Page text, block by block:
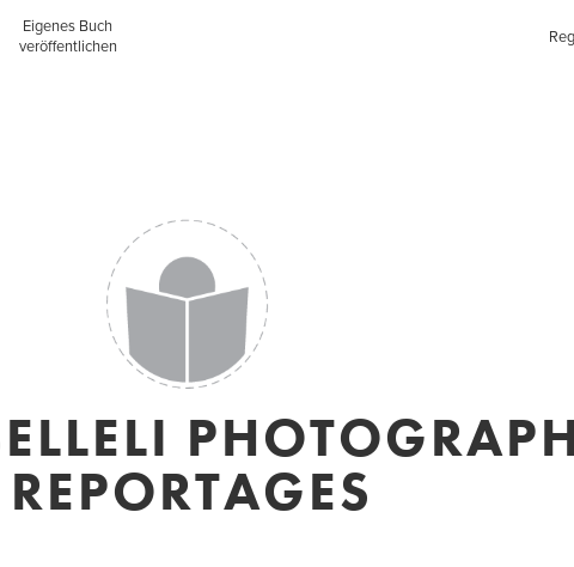
Eigenes Buch
veröffentlichen
REPORTAGES